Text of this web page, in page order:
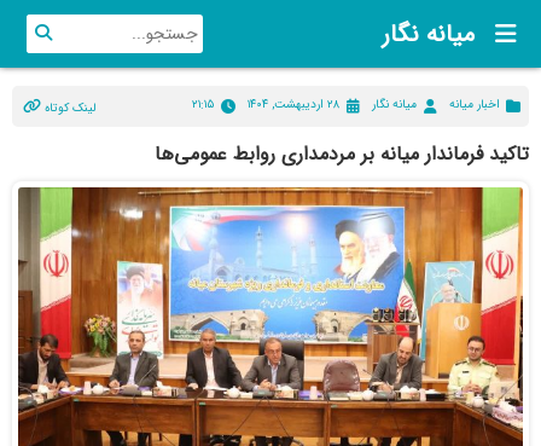
میانه نگار
اخبار میانه میانه نگار ۲۸ اردیبهشت, ۱۴۰۴ ۲۱:۱۵ لینک کوتاه
تاکید فرماندار میانه بر مردمداری روابط عمومی‌ها